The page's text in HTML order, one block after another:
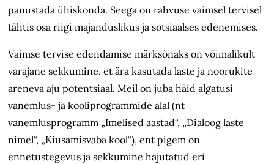
panustada ühiskonda. Seega on rahvuse vaimsel tervisel
tähtis osa riigi majanduslikus ja sotsiaalses edenemises.
Vaimse tervise edendamise märksõnaks on võimalikult
varajane sekkumine, et ära kasutada laste ja noorukite
areneva aju potentsiaal. Meil on juba häid algatusi
vanemlus- ja kooliprogrammide alal (nt
vanemlusprogramm „Imelised aastad“, „Dialoog laste
nimel“, „Kiusamisvaba kool“), ent pigem on
ennetustegevus ja sekkumine hajutatud eri